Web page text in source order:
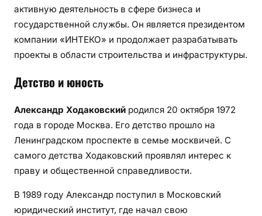
активную деятельность в сфере бизнеса и
государственной службы. Он является президентом
компании «ИНТЕКО» и продолжает разрабатывать
проекты в области строительства и инфраструктуры.
Детство и юность
Александр Ходаковский родился 20 октября 1972
года в городе Москва. Его детство прошло на
Ленинградском проспекте в семье москвичей. С
самого детства Ходаковский проявлял интерес к
праву и общественной справедливости.
В 1989 году Александр поступил в Московский
юридический институт, где начал свою